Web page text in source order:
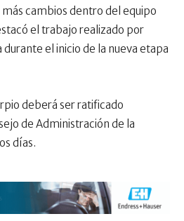
cambios dentro del equipo
el trabajo realizado por
el inicio de la nueva etapa
deberá ser ratificado
de Administración de la
días.